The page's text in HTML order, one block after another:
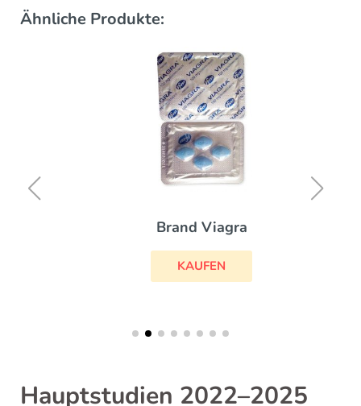
Ähnliche Produkte:
Brand Viagra
KAUFEN
Hauptstudien 2022–2025